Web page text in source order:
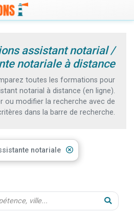
assistant notarial /
notariale à distance
toutes les formations pour
notarial à distance (en ligne).
ou modifier la recherche avec de
dans la barre de recherche.
notariale